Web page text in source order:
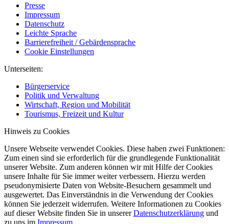
Presse
Impressum
Datenschutz
Leichte Sprache
Barrierefreiheit / Gebärdensprache
Cookie Einstellungen
Unterseiten:
Bürgerservice
Politik und Verwaltung
Wirtschaft, Region und Mobilität
Tourismus, Freizeit und Kultur
Hinweis zu Cookies
Unsere Webseite verwendet Cookies. Diese haben zwei Funktionen:
Zum einen sind sie erforderlich für die grundlegende Funktionalität
unserer Website. Zum anderen können wir mit Hilfe der Cookies
unsere Inhalte für Sie immer weiter verbessern. Hierzu werden
pseudonymisierte Daten von Website-Besuchern gesammelt und
ausgewertet. Das Einverständnis in die Verwendung der Cookies
können Sie jederzeit widerrufen. Weitere Informationen zu Cookies
auf dieser Website finden Sie in unsererDatenschutzerklärung und
zu uns im Impressum.